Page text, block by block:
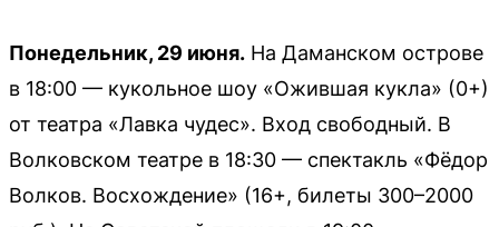
Понедельник, 29 июня. На Даманском острове
в 18:00 — кукольное шоу «Ожившая кукла» (0+)
от театра «Лавка чудес». Вход свободный. В
Волковском театре в 18:30 — спектакль «Фёдор
Волков. Восхождение» (16+, билеты 300–2000